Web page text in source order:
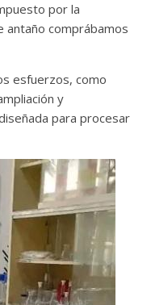
por la
antaño comprábamos
esfuerzos, como
y
para procesar